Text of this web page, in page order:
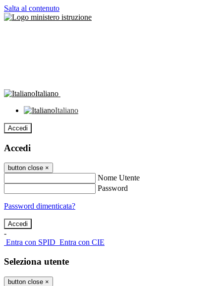
Salta al contenuto
Italiano
Italiano
Accedi
Accedi
button close ×
Nome Utente
Password
Password dimenticata?
-
Entra con SPID Entra con CIE
Seleziona utente
button close ×